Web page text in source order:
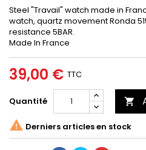
Steel "Travail" watch made in
watch, quartz movement Ronda
resistance 5BAR.
Made In France
39,00 € TTC
Quantité 
 Derniers articles en stock